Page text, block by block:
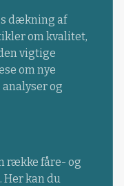
dækning af
om kvalitet,
vigtige
om nye
og
række fåre- og
kan du